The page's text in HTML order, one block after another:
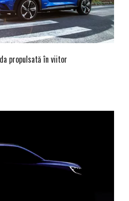
propulsată în viitor